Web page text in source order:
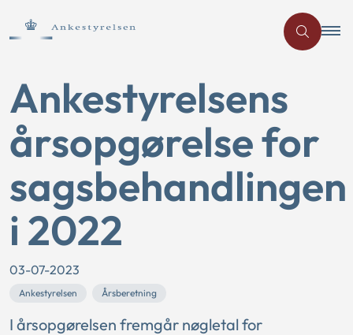
Ankestyrelsens
årsopgørelse for
sagsbehandlingen
i 2022
03-07-2023
Ankestyrelsen Årsberetning
I årsopgørelsen fremgår nøgletal for